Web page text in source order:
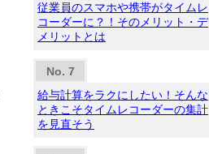
従業員のスマホや携帯がタイムレ
コーダーに？！そのメリット・デ
メリットとは
給与計算をラクにしたい！そんな
ときこそタイムレコーダーの集計
を見直そう